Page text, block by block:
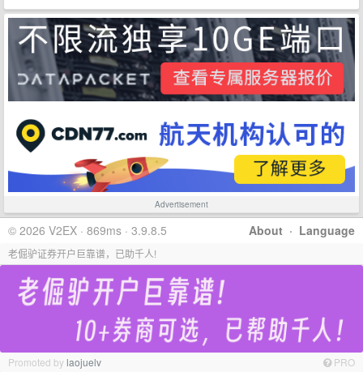
Advertisement
About · Language
© 2026 V2EX · 869ms · 3.9.8.5
老倔驴证券开户巨靠谱，已助千人!
Promoted bylaojuelv PRO